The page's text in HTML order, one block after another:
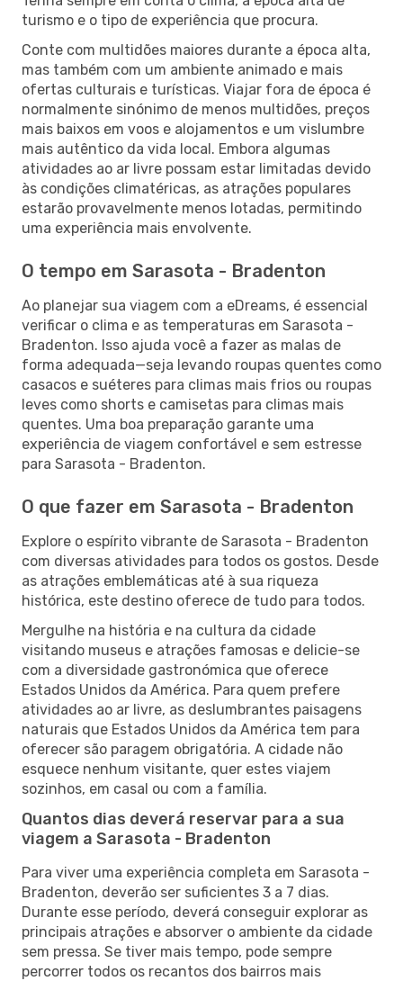
turismo e o tipo de experiência que procura.
Conte com multidões maiores durante a época alta,
mas também com um ambiente animado e mais
ofertas culturais e turísticas. Viajar fora de época é
normalmente sinónimo de menos multidões, preços
mais baixos em voos e alojamentos e um vislumbre
mais autêntico da vida local. Embora algumas
atividades ao ar livre possam estar limitadas devido
às condições climatéricas, as atrações populares
estarão provavelmente menos lotadas, permitindo
uma experiência mais envolvente.
O tempo em Sarasota - Bradenton
Ao planejar sua viagem com a eDreams, é essencial
verificar o clima e as temperaturas em Sarasota -
Bradenton. Isso ajuda você a fazer as malas de
forma adequada—seja levando roupas quentes como
casacos e suéteres para climas mais frios ou roupas
leves como shorts e camisetas para climas mais
quentes. Uma boa preparação garante uma
experiência de viagem confortável e sem estresse
para Sarasota - Bradenton.
O que fazer em Sarasota - Bradenton
Explore o espírito vibrante de Sarasota - Bradenton
com diversas atividades para todos os gostos. Desde
as atrações emblemáticas até à sua riqueza
histórica, este destino oferece de tudo para todos.
Mergulhe na história e na cultura da cidade
visitando museus e atrações famosas e delicie-se
com a diversidade gastronómica que oferece
Estados Unidos da América. Para quem prefere
atividades ao ar livre, as deslumbrantes paisagens
naturais que Estados Unidos da América tem para
oferecer são paragem obrigatória. A cidade não
esquece nenhum visitante, quer estes viajem
sozinhos, em casal ou com a família.
Quantos dias deverá reservar para a sua
viagem a Sarasota - Bradenton
Para viver uma experiência completa em Sarasota -
Bradenton, deverão ser suficientes 3 a 7 dias.
Durante esse período, deverá conseguir explorar as
principais atrações e absorver o ambiente da cidade
sem pressa. Se tiver mais tempo, pode sempre
percorrer todos os recantos dos bairros mais